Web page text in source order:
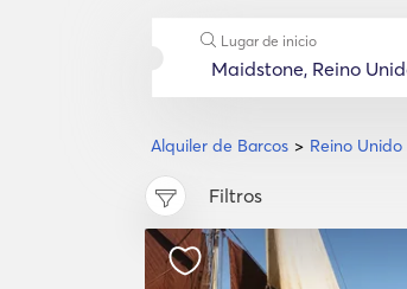
Alquiler de Barcos Reino Unido
Lugar de inicio
Filtros